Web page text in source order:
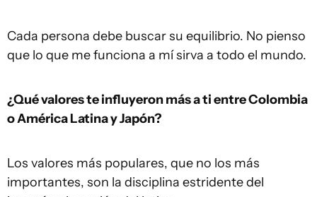
Cada persona debe buscar su equilibrio. No pienso
que lo que me funciona a mí sirva a todo el mundo.
¿Qué valores te influyeron más a ti entre Colombia
o América Latina y Japón?
Los valores más populares, que no los más
importantes, son la disciplina estridente del